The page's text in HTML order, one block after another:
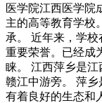
医学院江西医学院
主的高等教育学校
承。 近年来，学
重要荣誉。已经成
睐。 江西萍乡是江
赣江中游旁。 萍乡
有着良好的生态和